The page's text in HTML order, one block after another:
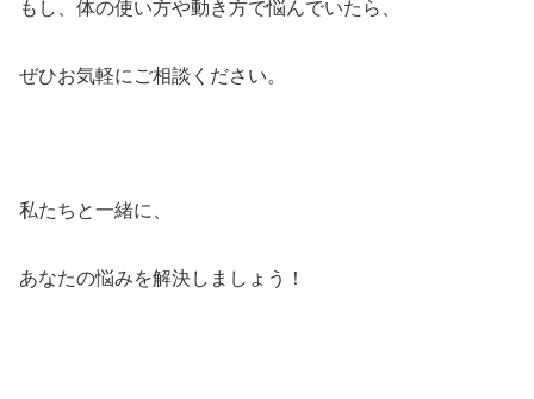
もし、体の使い方や動き方で悩んでいたら、
ぜひお気軽にご相談ください。
私たちと一緒に、
あなたの悩みを解決しましょう！